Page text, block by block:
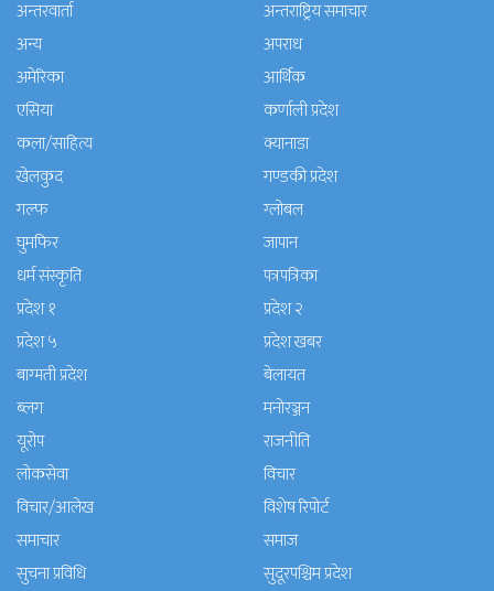
अन्तरवार्ता
अन्तराष्ट्रिय समाचार
अन्य
अपराध
अमेरिका
आर्थिक
एसिया
कर्णाली प्रदेश
कला/साहित्य
क्यानाडा
खेलकुद
गण्डकी प्रदेश
गल्फ
ग्लोबल
घुमफिर
जापान
धर्म संस्कृति
पत्रपत्रिका
प्रदेश १
प्रदेश २
प्रदेश ५
प्रदेश खबर
बाग्मती प्रदेश
बेलायत
ब्लग
मनाेरञ्जन
यूरोप
राजनीति
लोकसेवा
विचार
विचार/आलेख
विशेष रिपोर्ट
समाचार
समाज
सुचना प्रविधि
सुदूरपश्चिम प्रदेश